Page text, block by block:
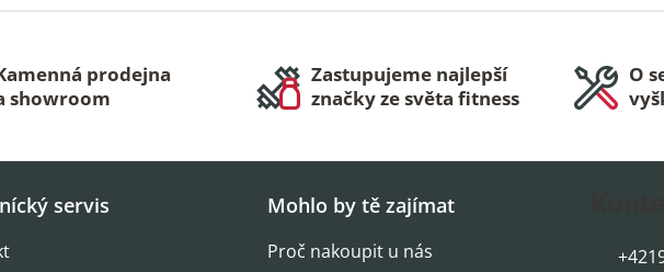
prodejna
showroom
Zastupujeme najlepší
značky ze světa fitness
O
servis Mohlo by tě zajímat
Proč nakoupit u nás